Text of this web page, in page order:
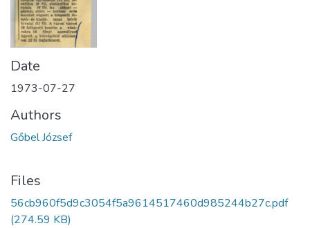
Date
1973-07-27
Authors
Gőbel József
Files
56cb960f5d9c3054f5a9614517460d985244b27c.pdf
(274.59 KB)